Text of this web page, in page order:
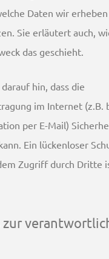
Daten wir
Sie erläutert auch,
das geschieht.
hin, dass die
im Internet (z.B.
per E-Mail)
Ein lückenloser
Zugriff durch Dritte
zur